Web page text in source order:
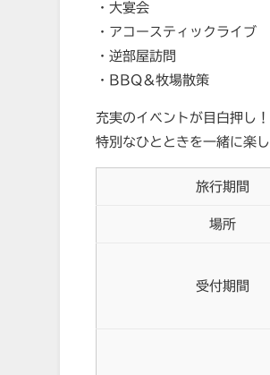
・大宴会
・アコースティックライブ
・逆部屋訪問
・BBQ＆牧場散策
充実のイベントが目白押し！
特別なひとときを一緒に楽
旅行期間
場所
受付期間